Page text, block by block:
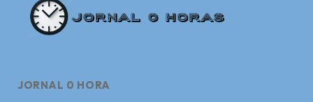
JORNAL 0 HORA